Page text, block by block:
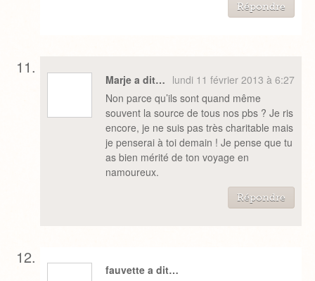
Répondre
Marje a dit… lundi 11 février 2013 à 6:27
Non parce qu’ils sont quand même
souvent la source de tous nos pbs ? Je ris
encore, je ne suis pas très charitable mais
je penserai à toi demain ! Je pense que tu
as bien mérité de ton voyage en
namoureux.
Répondre
fauvette a dit…